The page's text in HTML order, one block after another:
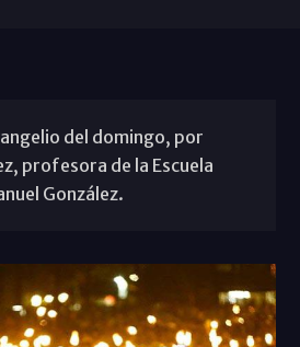
del domingo, por
profesora de la Escuela
González.